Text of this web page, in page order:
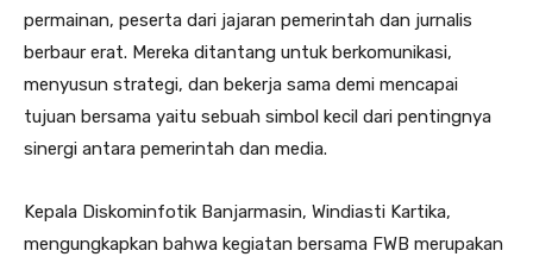
permainan, peserta dari jajaran pemerintah dan jurnalis
berbaur erat. Mereka ditantang untuk berkomunikasi,
menyusun strategi, dan bekerja sama demi mencapai
tujuan bersama yaitu sebuah simbol kecil dari pentingnya
sinergi antara pemerintah dan media.
Kepala Diskominfotik Banjarmasin, Windiasti Kartika,
mengungkapkan bahwa kegiatan bersama FWB merupakan